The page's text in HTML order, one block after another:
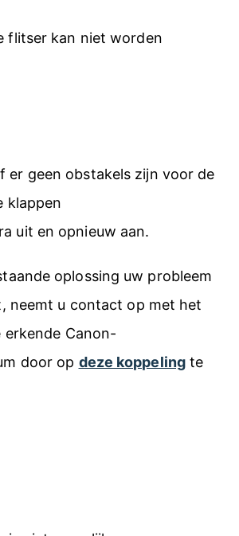
flitser kan niet worden
er geen obstakels zijn voor de
klappen
uit en opnieuw aan.
oplossing uw probleem
neemt u contact op met het
Canon-
door op deze koppelingte